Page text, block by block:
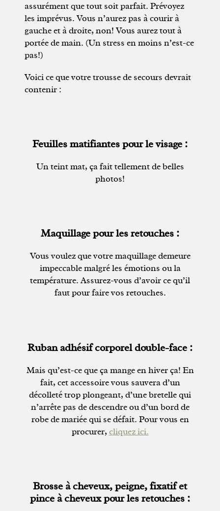
assurément que tout soit parfait. Prévoyez
les imprévus. Vous n’aurez pas à courir à
gauche et à droite, non! Vous aurez tout à
portée de main. (Un stress en moins n’est-ce
pas!)
Voici ce que votre trousse de secours devrait
contenir :
Feuilles matifiantes pour le visage :
Un teint mat, ça fait tellement de belles
photos!
Maquillage pour les retouches :
Vous voulez que votre maquillage demeure
impeccable malgré les émotions ou la
température. Assurez-vous d’avoir ce qu’il
faut pour faire vos retouches.
Ruban adhésif corporel double-face :
Mais qu’est-ce que ça mange en hiver ça! En
fait, cet accessoire vous sauvera d’un
décolleté trop plongeant, d’une bretelle qui
n’arrête pas de descendre ou d’un bord de
robe de mariée qui se défait. Pour vous en
procurer, cliquez ici.
Brosse à cheveux, peigne, fixatif et
pince à cheveux pour les retouches :